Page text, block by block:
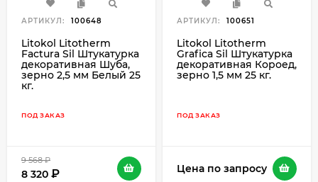
АРТИКУЛ: 100648
Litokol Litotherm
Factura Sil Штукатурка
декоративная Шуба,
зерно 2,5 мм Белый 25
кг.
ПОД ЗАКАЗ
9 568
8 320
АРТИКУЛ: 100651
Litokol Litotherm
Grafica Sil Штукатурка
декоративная Короед,
зерно 1,5 мм 25 кг.
ПОД ЗАКАЗ
Цена по запросу